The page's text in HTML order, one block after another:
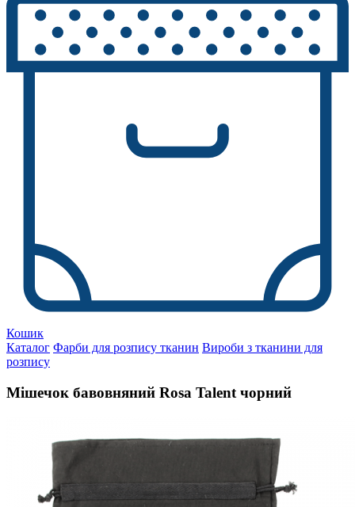
Кошик
Каталог Фарби для розпису тканин Вироби з тканини для
розпису
Мішечок бавовняний Rosa Talent чорний